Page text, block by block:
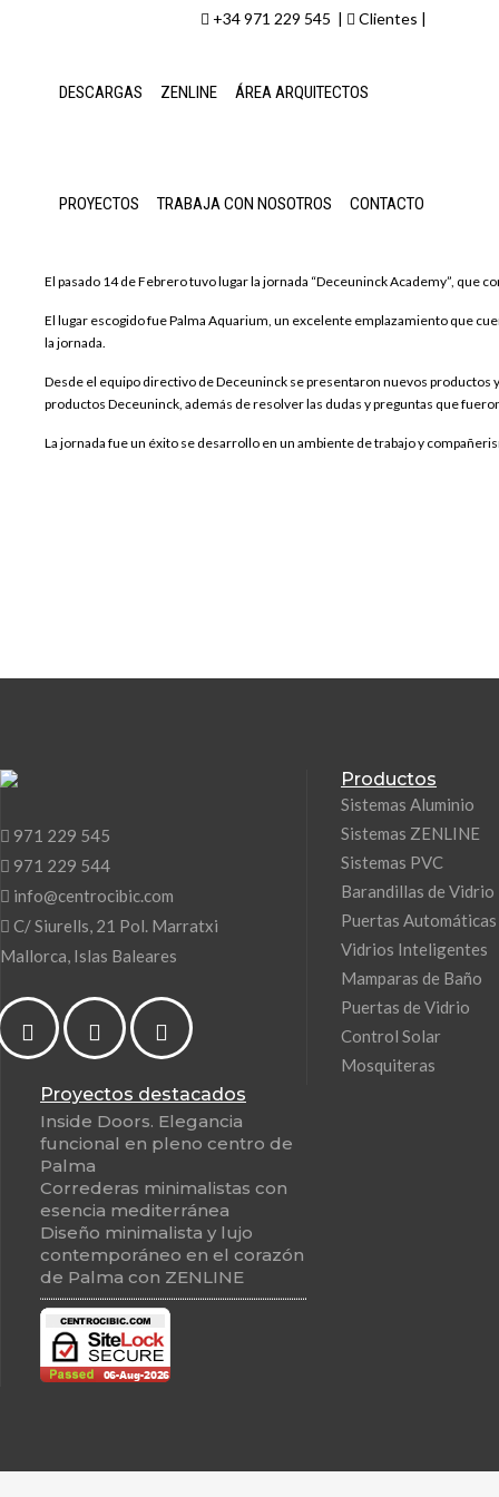
+34 971 229 545 | Clientes |
DESCARGAS ZENLINE ÁREA ARQUITECTOS
PROYECTOS TRABAJA CON NOSOTROS CONTACTO
Deceuninck y Centro Cibic
Mallorca
El pasado 14 de Febrero tuvo lugar la jornada “Deceuninck Academy”,
El lugar escogido fue Palma Aquarium, un excelente emplazamiento que
la jornada.
Desde el equipo directivo de Deceuninck se presentaron nuevos productos
productos Deceuninck, además de resolver las dudas y preguntas que
La jornada fue un éxito se desarrollo en un ambiente de trabajo y
971 229 545
971 229 544
info@centrocibic.com
C/ Siurells, 21 Pol. Marratxi
Mallorca, Islas Baleares
Productos
Sistemas Aluminio
Sistemas ZENLINE
Sistemas PVC
Barandillas de Vidrio
Puertas Automáticas
Vidrios Inteligentes
Mamparas de Baño
Puertas de Vidrio
Control Solar
Mosquiteras
Proyectos destacados
Inside Doors. Elegancia
funcional en pleno centro de
Palma
Correderas minimalistas con
esencia mediterránea
Diseño minimalista y lujo
contemporáneo en el corazón
de Palma con ZENLINE